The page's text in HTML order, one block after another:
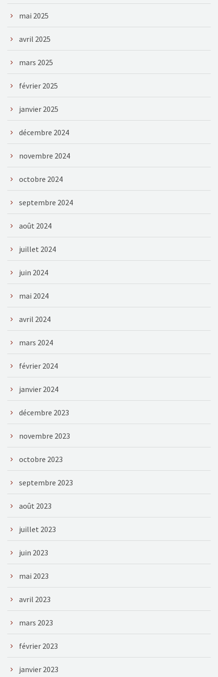
mai 2025
avril 2025
mars 2025
février 2025
janvier 2025
décembre 2024
novembre 2024
octobre 2024
septembre 2024
août 2024
juillet 2024
juin 2024
mai 2024
avril 2024
mars 2024
février 2024
janvier 2024
décembre 2023
novembre 2023
octobre 2023
septembre 2023
août 2023
juillet 2023
juin 2023
mai 2023
avril 2023
mars 2023
février 2023
janvier 2023